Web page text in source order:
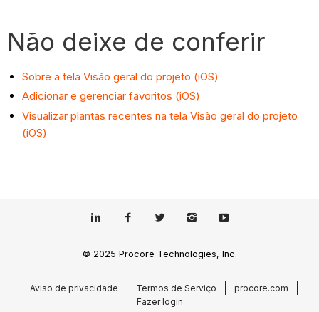
Não deixe de conferir
Sobre a tela Visão geral do projeto (iOS)
Adicionar e gerenciar favoritos (iOS)
Visualizar plantas recentes na tela Visão geral do projeto
(iOS)
© 2025 Procore Technologies, Inc.
Aviso de privacidade Termos de Serviço
procore.com
Fazer login